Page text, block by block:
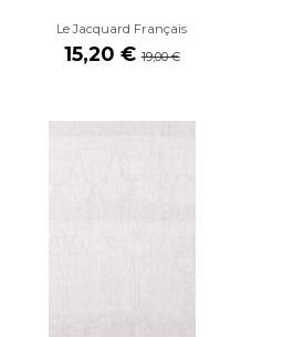
Le Jacquard Français
15,20 €19,00 €